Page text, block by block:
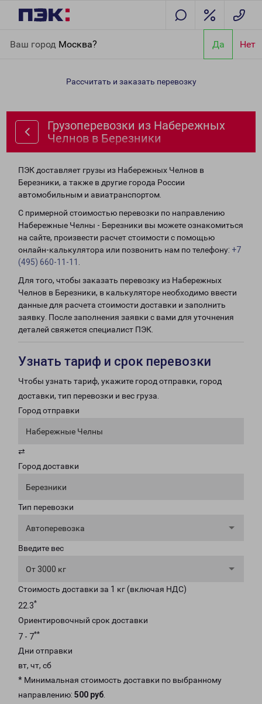
Ваш город Москва? Да Нет
Челнов в Березники
Рассчитать и заказать перевозку
Грузоперевозки из Набережных
Челнов в Березники
ПЭК доставляет грузы из Набережных Челнов в
Березники, а также в другие города России
автомобильным и авиатранспортом.
С примерной стоимостью перевозки по направлению
Набережные Челны - Березники вы можете ознакомиться
на сайте, произвести расчет стоимости с помощью
онлайн-калькулятора или позвонить нам по телефону: +7
(495) 660-11-11
Для того, чтобы заказать перевозку из Набережных
Челнов в Березники, в калькуляторе необходимо ввести
данные для расчета стоимости доставки и заполнить
заявку. После заполнения заявки с вами для уточнения
деталей свяжется специалист ПЭК.
Узнать тариф и срок перевозки
Чтобы узнать тариф, укажите город отправки, город
доставки, тип перевозки и вес груза.
Город отправки
Набережные Челны
⇄
Город доставки
Березники
Тип перевозки
Автоперевозка
Введите вес
От 3000 кг
Стоимость доставки за 1 кг (включая НДС)
22.3*
Ориентировочный срок доставки
7 - 7**
Дни отправки
вт, чт, сб
* Минимальная стоимость доставки по выбранному
направлению: 500 руб.